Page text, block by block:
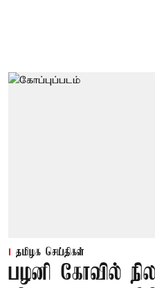
தமிழக செய்திகள்
பழனி கோவில்